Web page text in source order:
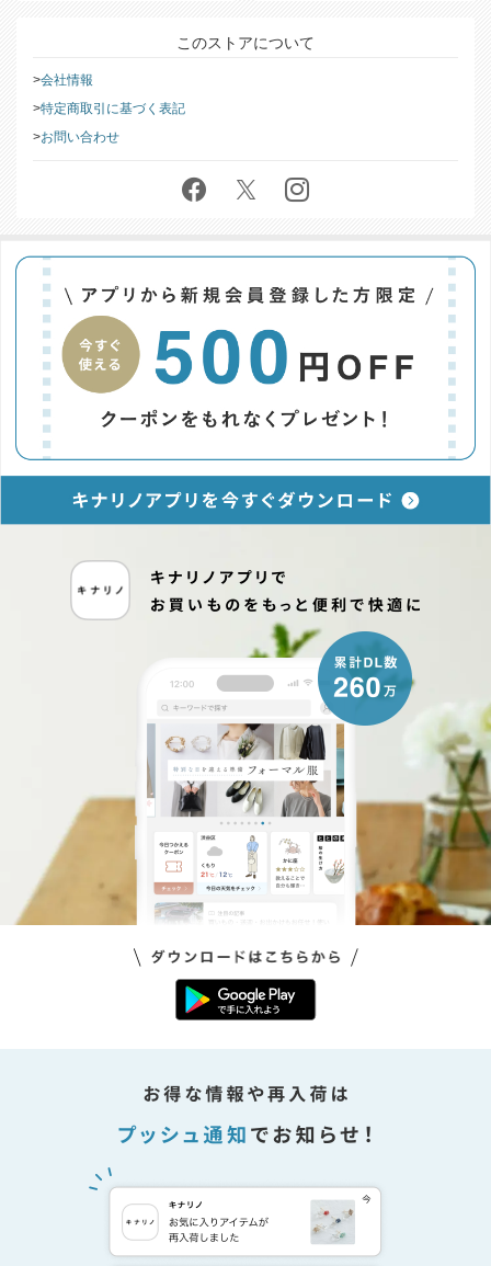
このストアについて
会社情報
特定商取引に基づく表記
お問い合わせ